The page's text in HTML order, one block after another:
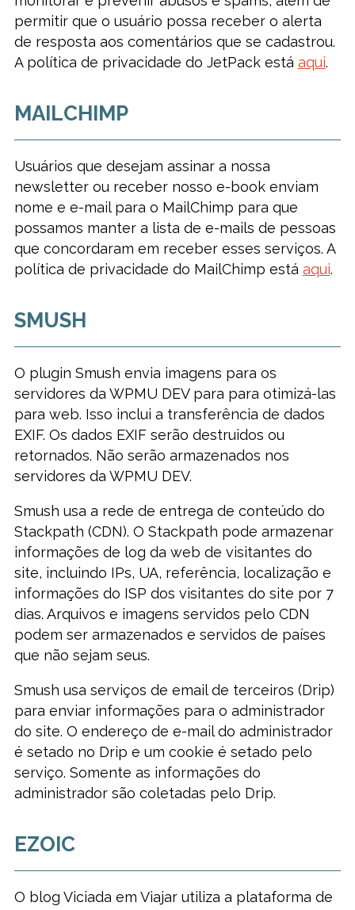
permitir que o usuário possa receber o alerta
de resposta aos comentários que se cadastrou.
A política de privacidade do JetPack está aqui.
MAILCHIMP
Usuários que desejam assinar a nossa
newsletter ou receber nosso e-book enviam
nome e e-mail para o MailChimp para que
possamos manter a lista de e-mails de pessoas
que concordaram em receber esses serviços. A
política de privacidade do MailChimp está aqui.
SMUSH
O plugin Smush envia imagens para os
servidores da WPMU DEV para para otimizá-las
para web. Isso inclui a transferência de dados
EXIF. Os dados EXIF serão destruidos ou
retornados. Não serão armazenados nos
servidores da WPMU DEV.
Smush usa a rede de entrega de conteúdo do
Stackpath (CDN). O Stackpath pode armazenar
informações de log da web de visitantes do
site, incluindo IPs, UA, referência, localização e
informações do ISP dos visitantes do site por 7
dias. Arquivos e imagens servidos pelo CDN
podem ser armazenados e servidos de países
que não sejam seus.
Smush usa serviços de email de terceiros (Drip)
para enviar informações para o administrador
do site. O endereço de e-mail do administrador
é setado no Drip e um cookie é setado pelo
serviço. Somente as informações do
administrador são coletadas pelo Drip.
EZOIC
O blog Viciada em Viajar utiliza a plataforma de